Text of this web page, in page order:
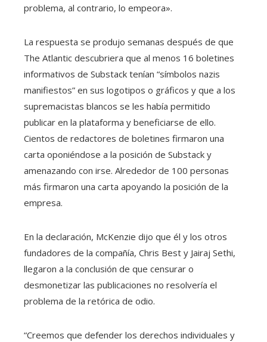
problema, al contrario, lo empeora».
La respuesta se produjo semanas después de que
The Atlantic descubriera que al menos 16 boletines
informativos de Substack tenían “símbolos nazis
manifiestos” en sus logotipos o gráficos y que a los
supremacistas blancos se les había permitido
publicar en la plataforma y beneficiarse de ello.
Cientos de redactores de boletines firmaron una
carta oponiéndose a la posición de Substack y
amenazando con irse. Alrededor de 100 personas
más firmaron una carta apoyando la posición de la
empresa.
En la declaración, McKenzie dijo que él y los otros
fundadores de la compañía, Chris Best y Jairaj Sethi,
llegaron a la conclusión de que censurar o
desmonetizar las publicaciones no resolvería el
problema de la retórica de odio.
“Creemos que defender los derechos individuales y